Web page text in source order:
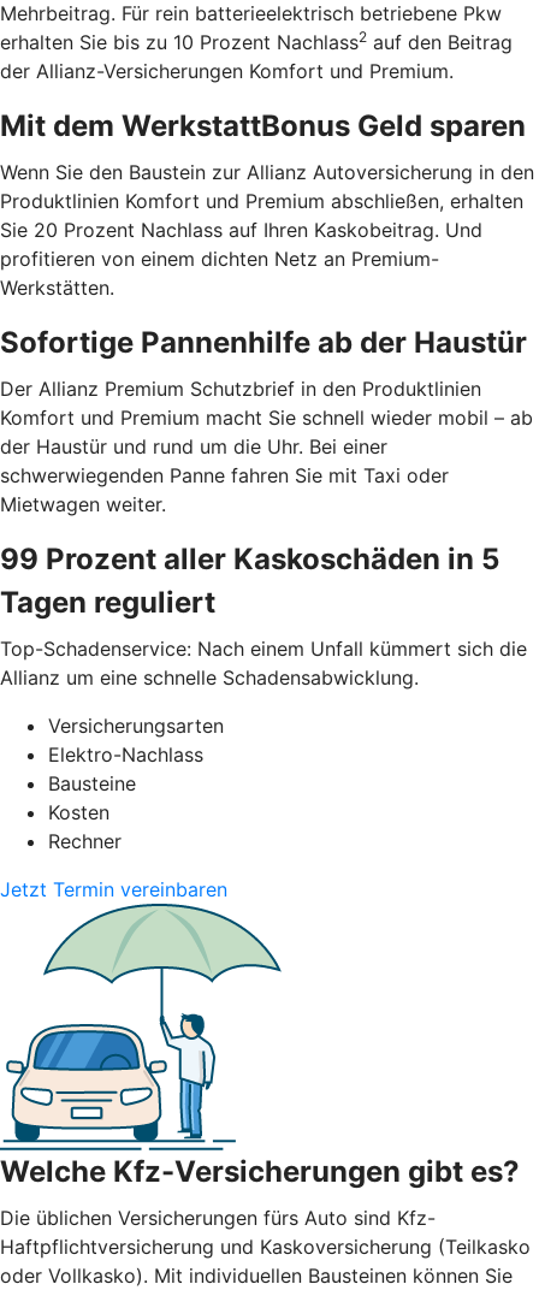
Mehrbeitrag. Für rein batterieelektrisch betriebene Pkw
erhalten Sie bis zu 10 Prozent Nachlass2 auf den Beitrag
der Allianz-Versicherungen Komfort und Premium.
Mit dem WerkstattBonus Geld sparen
Wenn Sie den Baustein zur Allianz Autoversicherung in den
Produktlinien Komfort und Premium abschließen, erhalten
Sie 20 Prozent Nachlass auf Ihren Kaskobeitrag. Und
profitieren von einem dichten Netz an Premium-
Werkstätten.
Sofortige Pannenhilfe ab der Haustür
Der Allianz Premium Schutzbrief in den Produktlinien
Komfort und Premium macht Sie schnell wieder mobil – ab
der Haustür und rund um die Uhr. Bei einer
schwerwiegenden Panne fahren Sie mit Taxi oder
Mietwagen weiter.
99 Prozent aller Kaskoschäden in 5
Tagen reguliert
Top-Schadenservice: Nach einem Unfall kümmert sich die
Allianz um eine schnelle Schadensabwicklung.
Versicherungsarten
Elektro-Nachlass
Bausteine
Kosten
Rechner
Jetzt Termin vereinbaren
Welche Kfz-Versicherungen gibt es?
Die üblichen Versicherungen fürs Auto sind Kfz-
Haftpflichtversicherung und Kaskoversicherung (Teilkasko
oder Vollkasko). Mit individuellen Bausteinen können Sie